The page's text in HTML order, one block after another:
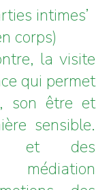
intimes’
corps)
la visite
qui permet
son être et
sensible.
et des
médiation